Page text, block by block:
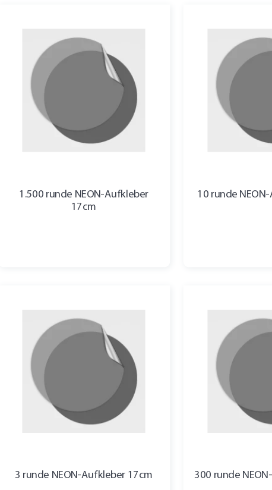
1.500 runde NEON-Aufkleber
17cm
10 runde
3 runde NEON-Aufkleber 17cm 300 runde